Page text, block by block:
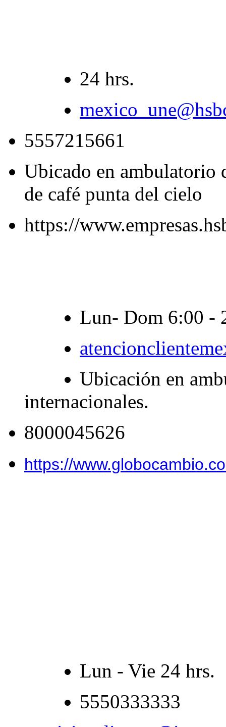
24 hrs.
5557215661
Ubicado en ambulatorio
de café punta del cielo
https://
Lun- Dom 6:00 -
Ubicación en
internacionales.
8000045626
https://
Lun - Vie 24 hrs.
5550333333